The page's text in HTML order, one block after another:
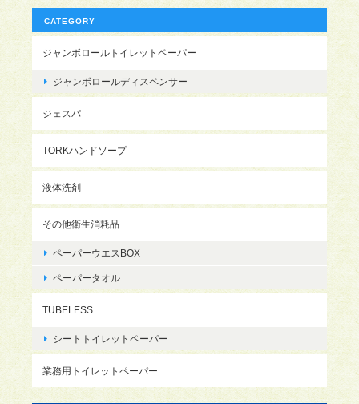
CATEGORY
ジャンボロールトイレットペーパー
ジャンボロールディスペンサー
ジェスパ
TORKハンドソープ
液体洗剤
その他衛生消耗品
ペーパーウエスBOX
ペーパータオル
TUBELESS
シートトイレットペーパー
業務用トイレットペーパー